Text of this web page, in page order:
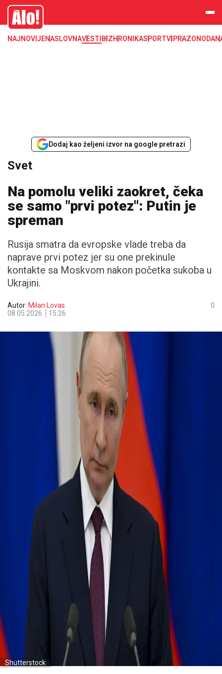
Svet, Ruske vesti, Planeta, Region
Alo
NAJNOVIJENASLOVNAVESTI BIZHRONIKASPORTVIPRAZONODA
Dodaj kao željeni izvor na google pretrazi
Svet
Na pomolu veliki zaokret, čeka
se samo "prvi potez": Putin je
spreman
Rusija smatra da evropske vlade treba da
naprave prvi potez jer su one prekinule
kontakte sa Moskvom nakon početka sukoba u
Ukrajini.
Autor: Milan Lovas
08.05.2026.
15:26
0
Shutterstock